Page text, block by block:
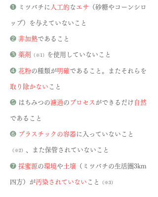
❶ ミツバチに 人工的 なエサ （砂糖やコーンシロ
ップ）を与えていないこと
❷ 非加熱であること
❸ 薬剤 （※1） を使用していないこと
​❹ 花粉の種類が明確であること。またそれらを
取り除かない こと
❺ はちみつの濾過の プロセス ができるだけ 自然
であること
❻ プラスチックの容器に入っていないこと
（※2） 、また保管されていないこと
❼ 採蜜源の環境や土壌 （ミツバチの生活圏3km
四方）が汚染されていない こと （※3）